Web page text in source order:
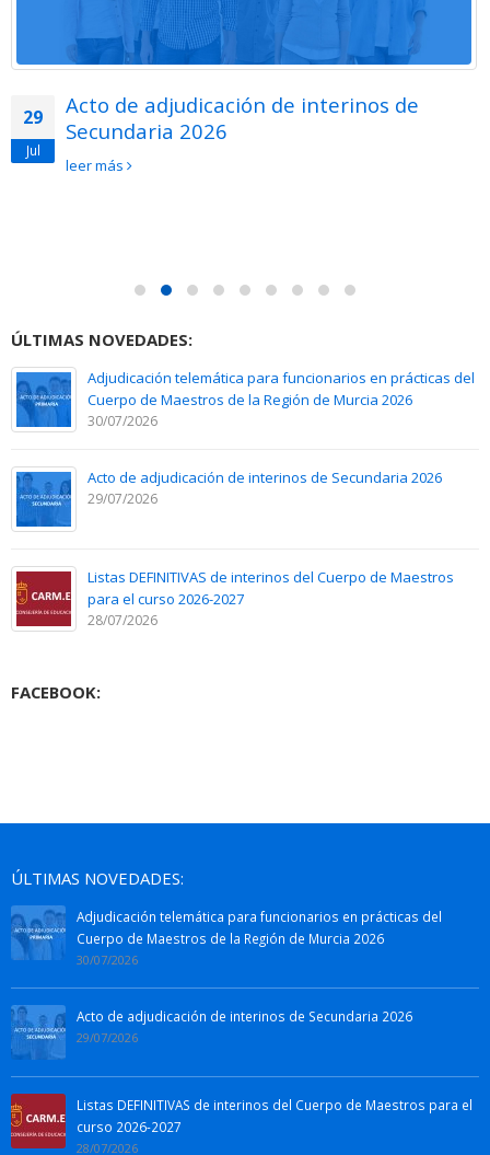
29
Jul
Acto de adjudicación de interinos de
Secundaria 2026
leer más
ÚLTIMAS NOVEDADES:
Adjudicación telemática para funcionarios en prácticas del
Cuerpo de Maestros de la Región de Murcia 2026
30/07/2026
Acto de adjudicación de interinos de Secundaria 2026
29/07/2026
Listas DEFINITIVAS de interinos del Cuerpo de Maestros
para el curso 2026-2027
28/07/2026
FACEBOOK:
ÚLTIMAS NOVEDADES:
Adjudicación telemática para funcionarios en prácticas del
Cuerpo de Maestros de la Región de Murcia 2026
30/07/2026
Acto de adjudicación de interinos de Secundaria 2026
29/07/2026
Listas DEFINITIVAS de interinos del Cuerpo de Maestros para el
curso 2026-2027
28/07/2026